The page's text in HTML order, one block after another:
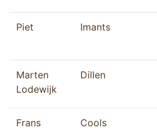
Piet Imants
Marten
Lodewijk
Dillen
Frans Cools